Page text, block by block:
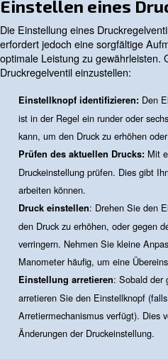
entscheidend ist. Sie
System, was sie zu einer
macht.
Nicht
Nicht entlastende Regler
Stattdessen begrenzen sie
überschritten wird, und
Diese Art von Regler ist
Gase, da sie diese Stoffe
einschließt. Nicht
in denen das Verhindern
unerlässlich ist. Sie können
Sicherheitsmaßnahmen
Überdruckventil in einem